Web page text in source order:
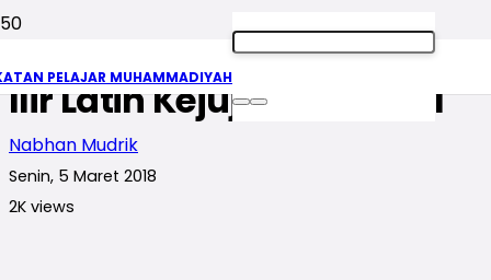
PELAJAR MUHAMMADIYAH
Taruna Melati 1 Samarinda
Ilir Latih Kejujuran dan 3T
Nabhan Mudrik
Senin, 5 Maret 2018
2K views